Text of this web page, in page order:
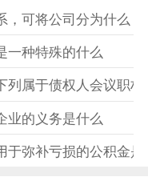
，可将公司分为什么
一种特殊的什么
列属于债权人会议职
业的义务是什么
于弥补亏损的公积金是